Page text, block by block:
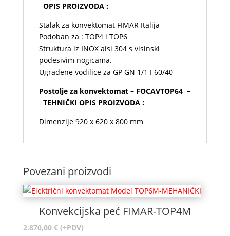
OPIS PROIZVODA :
Stalak za konvektomat FIMAR Italija
Podoban za : TOP4 i TOP6
Struktura iz INOX aisi 304 s visinski
podesivim nogicama.
Ugrađene vodilice za GP GN 1/1 I 60/40
Postolje za konvektomat – FOCAVTOP64 –
TEHNIČKI OPIS PROIZVODA :
Dimenzije 920 x 620 x 800 mm
Povezani proizvodi
Konvekcijska peć FIMAR-TOP4M
2.870,00 € (+PDV)